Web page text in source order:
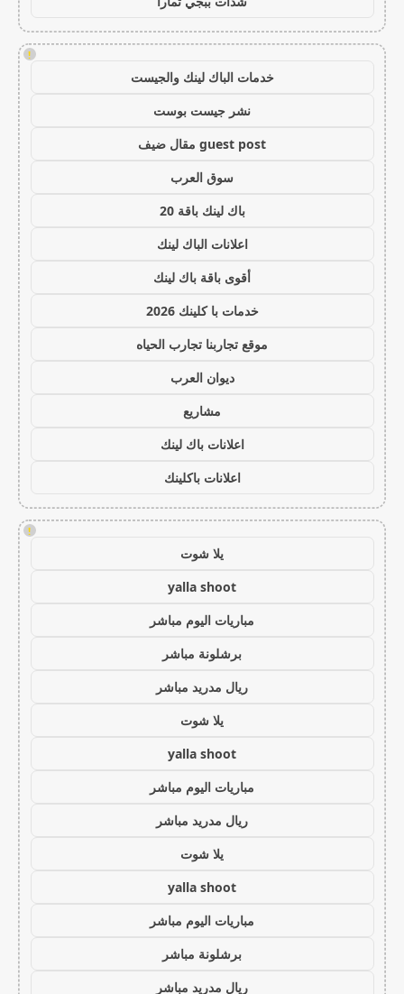
!
خدمات الباك لينك والجيست
نشر جيست بوست
guest post مقال ضيف
سوق العرب
باك لينك باقة 20
اعلانات الباك لينك
أقوى باقة باك لينك
خدمات با كلينك 2026
موقع تجاربنا تجارب الحياه
ديوان العرب
مشاريع
اعلانات باك لينك
اعلانات باكلينك
!
يلا شوت
yalla shoot
مباريات اليوم مباشر
برشلونة مباشر
ريال مدريد مباشر
يلا شوت
yalla shoot
مباريات اليوم مباشر
ريال مدريد مباشر
يلا شوت
yalla shoot
مباريات اليوم مباشر
برشلونة مباشر
ريال مدريد مباشر